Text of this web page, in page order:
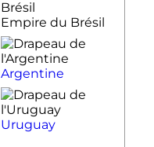
Empire du Brésil
Argentine
Uruguay